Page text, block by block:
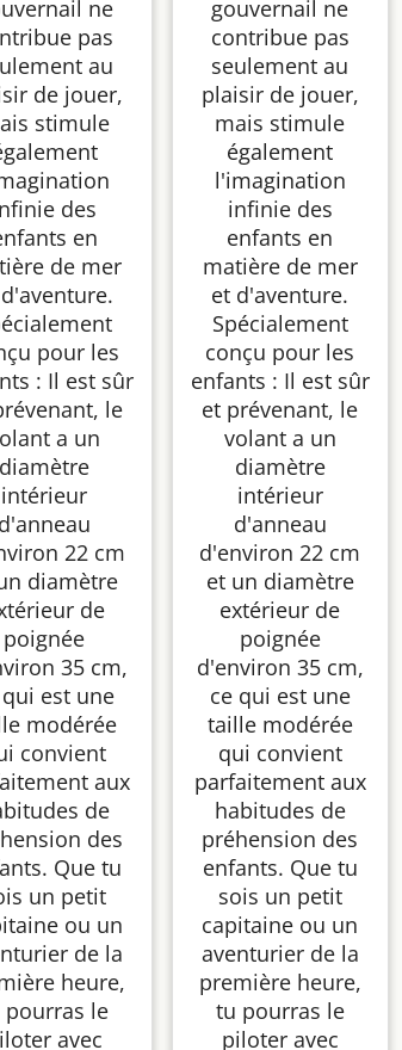
ne
pas
au
de jouer,
stimule
des
en
de mer
pour les
: Il est sûr
le
a un
diamètre
intérieur
d'anneau
22 cm
diamètre
de
poignée
35 cm,
est une
modérée
convient
aux
de
des
Que tu
un petit
ou un
de la
heure,
pourras le
avec
gouvernail ne
contribue pas
seulement au
plaisir de jouer,
mais stimule
également
l'imagination
infinie des
enfants en
matière de mer
et d'aventure.
Spécialement
conçu pour les
enfants : Il est sûr
et prévenant, le
volant a un
diamètre
intérieur
d'anneau
d'environ 22 cm
et un diamètre
extérieur de
poignée
d'environ 35 cm,
ce qui est une
taille modérée
qui convient
parfaitement aux
habitudes de
préhension des
enfants. Que tu
sois un petit
capitaine ou un
aventurier de la
première heure,
tu pourras le
piloter avec